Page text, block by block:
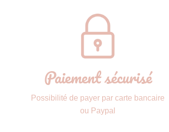
Paiement sécurisé
Possibilité de payer par carte bancaire
ou Paypal